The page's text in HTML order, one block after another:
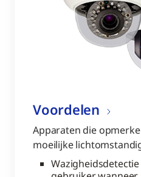
Voordelen
Apparaten die
moeilijke